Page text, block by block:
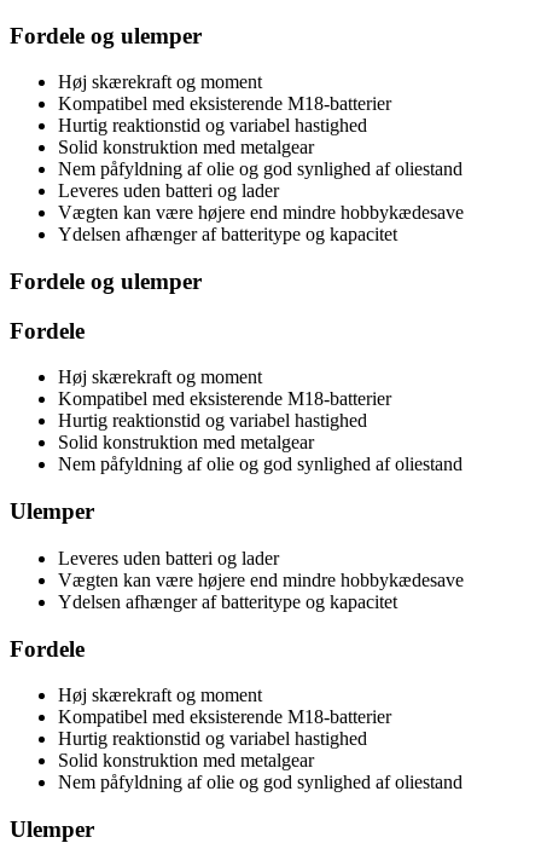
Fordele og ulemper
Høj skærekraft og moment
Kompatibel med eksisterende M18-batterier
Hurtig reaktionstid og variabel hastighed
Solid konstruktion med metalgear
Nem påfyldning af olie og god synlighed af oliestand
Leveres uden batteri og lader
Vægten kan være højere end mindre hobbykædesave
Ydelsen afhænger af batteritype og kapacitet
Fordele og ulemper
Fordele
Høj skærekraft og moment
Kompatibel med eksisterende M18-batterier
Hurtig reaktionstid og variabel hastighed
Solid konstruktion med metalgear
Nem påfyldning af olie og god synlighed af oliestand
Ulemper
Leveres uden batteri og lader
Vægten kan være højere end mindre hobbykædesave
Ydelsen afhænger af batteritype og kapacitet
Fordele
Høj skærekraft og moment
Kompatibel med eksisterende M18-batterier
Hurtig reaktionstid og variabel hastighed
Solid konstruktion med metalgear
Nem påfyldning af olie og god synlighed af oliestand
Ulemper